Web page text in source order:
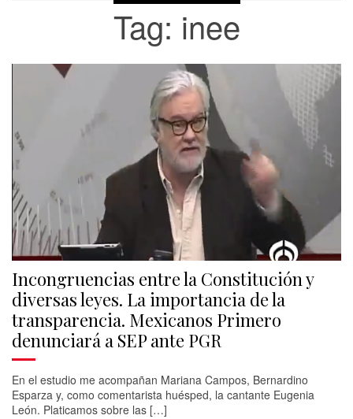
Tag: inee
Incongruencias entre la Constitución y
diversas leyes. La importancia de la
transparencia. Mexicanos Primero
denunciará a SEP ante PGR
En el estudio me acompañan Mariana Campos, Bernardino
Esparza y, como comentarista huésped, la cantante Eugenia
León. Platicamos sobre las […]